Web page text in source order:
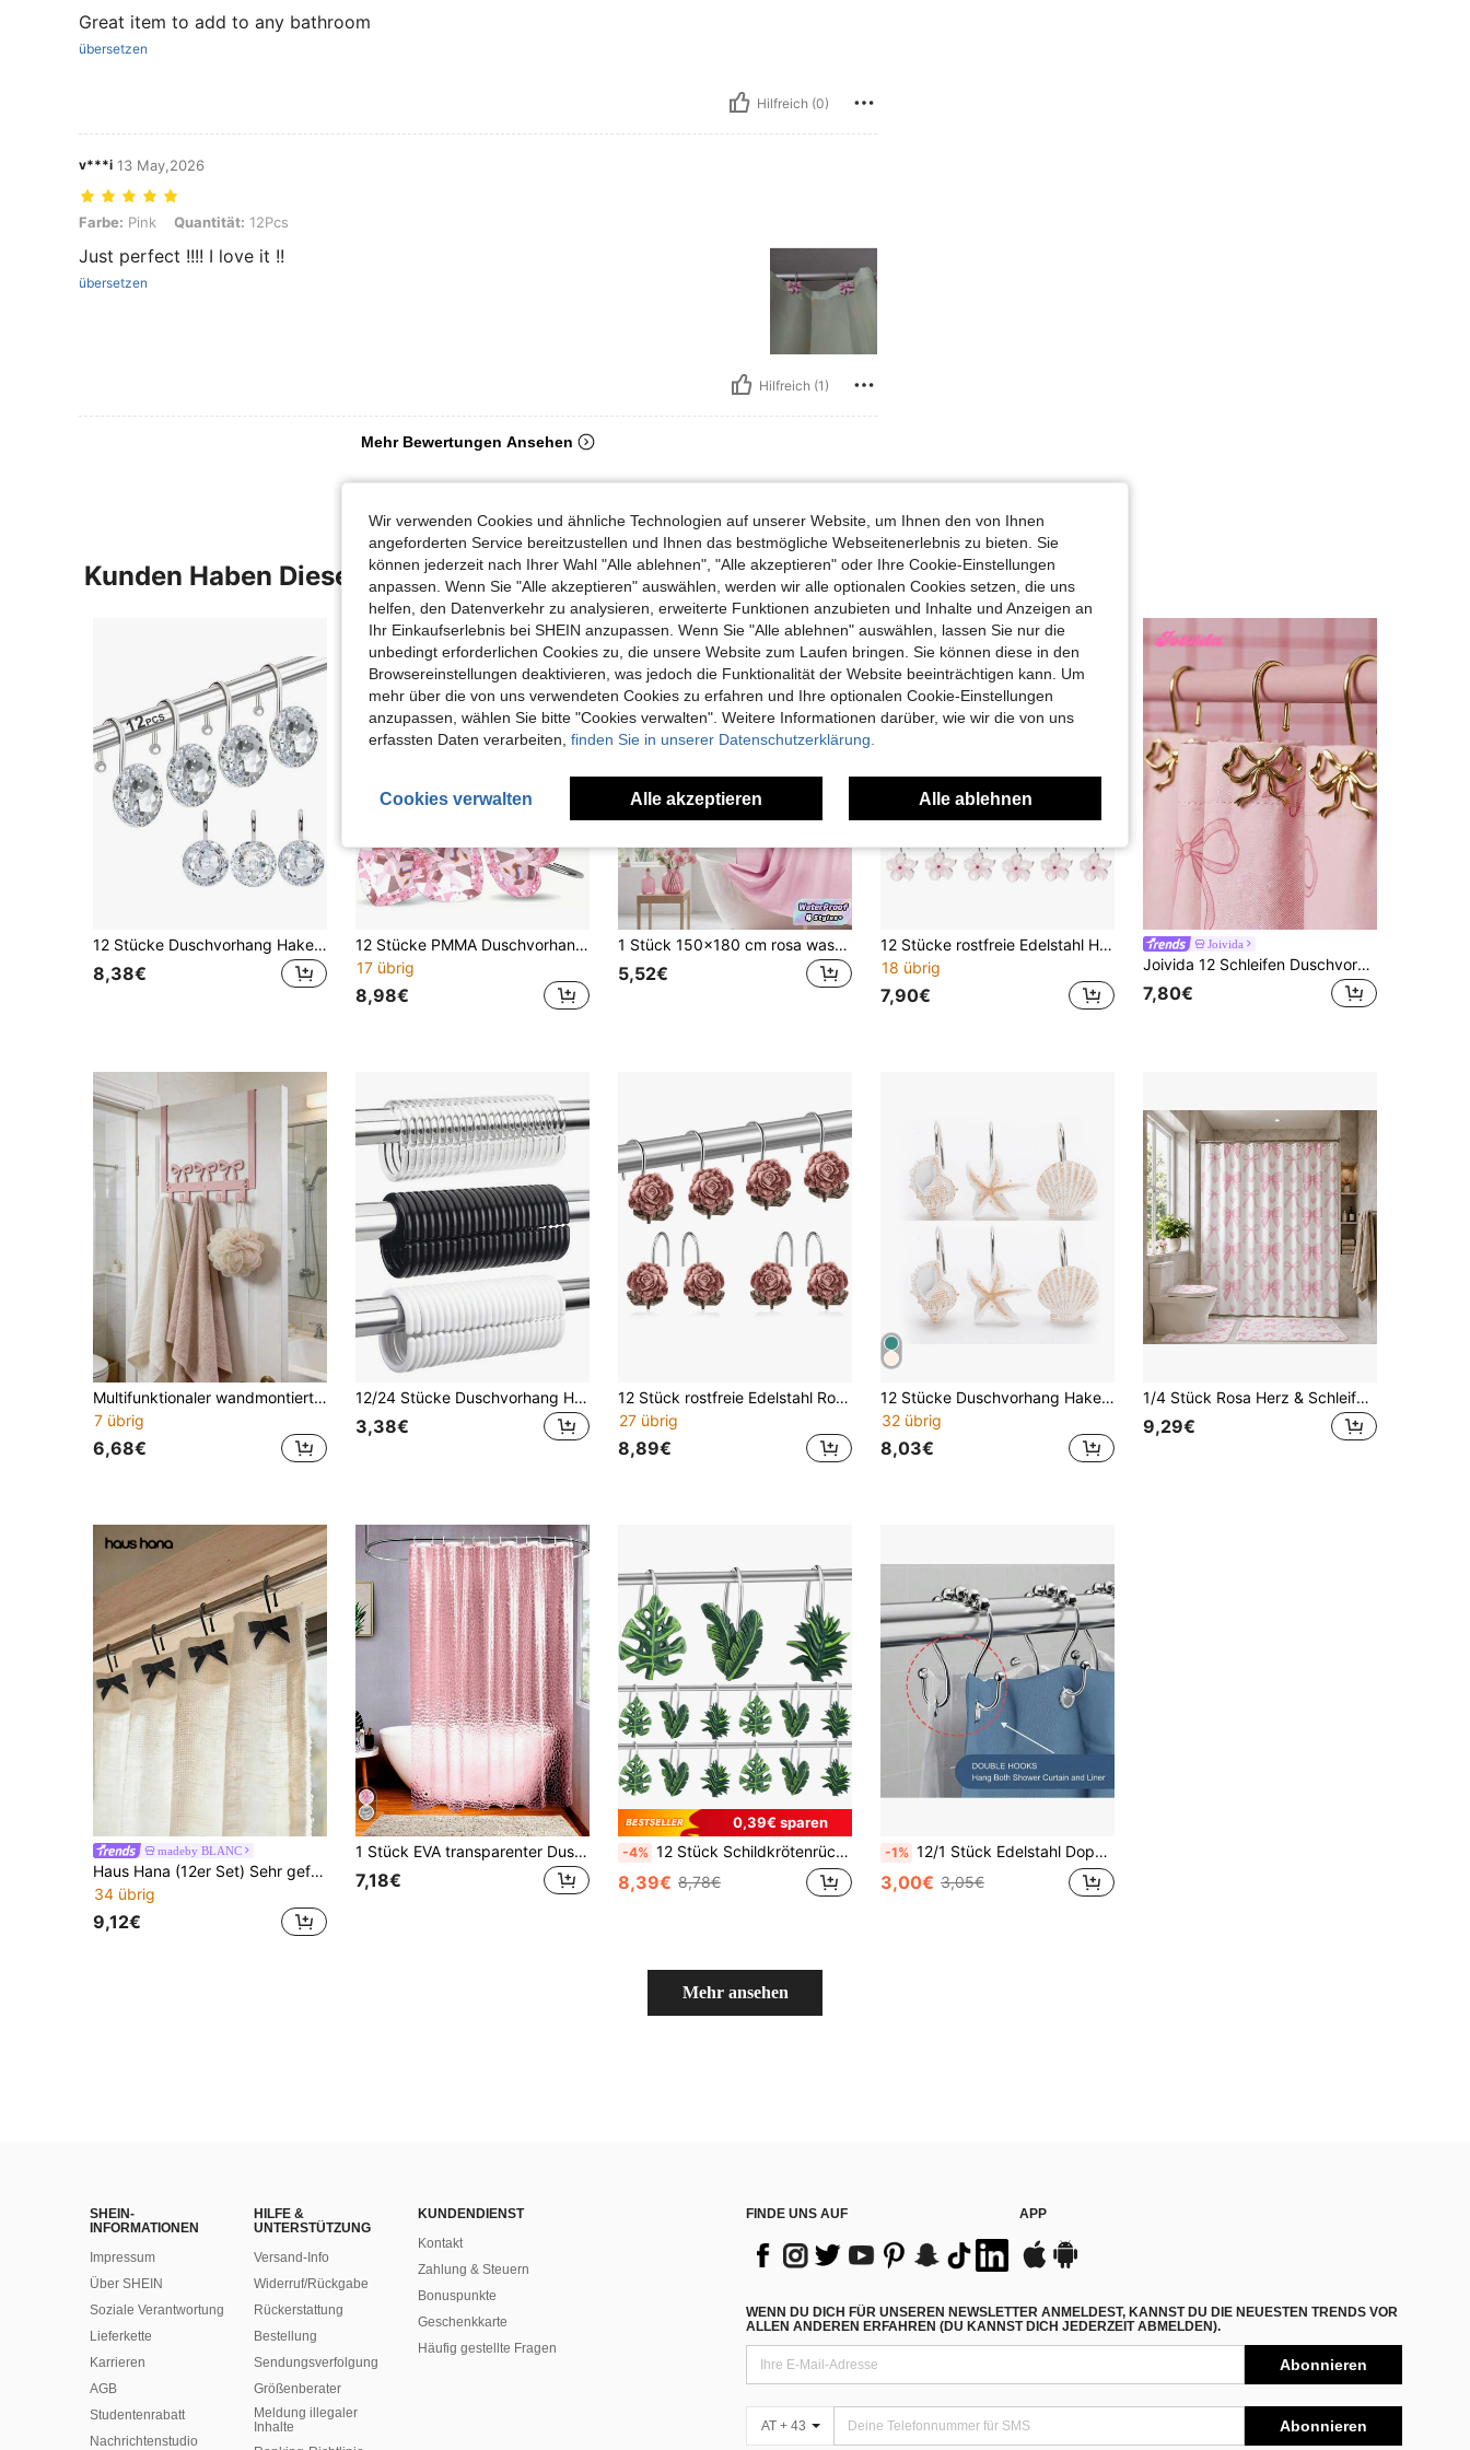
Great item to add to any bathroom
übersetzen
Hilfreich (0)
v***i 13 May,2026
Farbe: Pink, Quantität: 12Pcs
Farbe: Pink Quantität: 12Pcs
Just perfect !!!! I love it !!
übersetzen
Hilfreich (1)
Mehr Bewertungen Ansehen
Kunden Haben Diese Artikel Auch Angeschaut
12 Stücke Duschvorhang Haken Ringe für Badezimmer, Edelstahl Rost resistent dekorativ Strassstein, Duschvorhang Ringe Kleiderbügel für Duschvorhang, Kleidung, Handtücher
8,38€
12 Stücke PMMA Duschvorhang Haken, kreative herzförmige Duschvorhang Ringe für Badezimmer Heim Badezimmer Dekoration Herbstdekoration Badezimmer Accessoires Rückkehr zur Schule
17 übrig
8,98€
1 Stück 150x180 cm rosa wasserdichter und schimmelresistenter Duschvorhang, hochwertige maschinenwaschbare Stoffe für Badezimmer, Balkon, Raumtrennung, Fensterdekor, moderne Wohnung, Hotel, Badezimmer-Essentials, wasserdichter Vorhang
5,52€
12 Stücke rostfreie Edelstahl Harz Rosa Kirschblüten Duschvorhang Haken, kreative duftende ewige Orchidee Kirschblüten dekorative Duschvorhang Haken, weiße und rosa Duschvorhang Haken Badezimmer Dekor Accessoires
18 übrig
7,90€
Joivida
Joivida 12 Schleifen Duschvorhanghaken, rostfreie Zinklegierung Vorhangringe, dekoratives Schleifenform Design Vorhanghaken, rostfrei, verwendet für S-förmige Haken in Badezimmern, Schlafzimmern, Wohnzimmern, Heimdekoration, Feiertagspartys, Hotels, Heimdekoration, Vorhang Duschvorhanghaken, Hotel Heimdekoration Restaurant dekorative Hakenringe
7,80€
Multifunktionaler wandmontierter süßer rosa Schleifen-Türhaken - Bohrloser rosa Schleifen-Handtuchhaken, Schwerlast-Handtuchhalter, süße Raumdekoration, Küchen-Schürzen-Aufbewahrungsständer
7 übrig
6,68€
12/24 Stücke Duschvorhang Haken Ringe, Kunststoff Duschvorhang Ringe, Vorhang Haken für Badezimmer Duschstange, Duschvorhang Haken Ringe Schlaufen für Badezimmer Heimdekoration, Herbstdekoration, Badezimmer Accessoires, Schulanfang
3,38€
12 Stück rostfreie Edelstahl Rosen Blumen Dekorative Duschvorhang Haken mit Harz, geeignet für Badezimmer, Kinderzimmer, Schlafzimmer, Wohnzimmer
27 übrig
8,89€
12 Stücke Duschvorhang Haken im Ozean-Stil mit Seestern, Muschel und Muscheldesign, einfach zu installieren, geeignet für Badezimmer, Schlafzimmer, Wohnzimmer Badezimmer Dekoration, Herbstdekoration, Badezimmer Accessoires, Schulanfang
32 übrig
8,03€
1/4 Stück Rosa Herz & Schleife Badezimmer Set, beinhaltet Duschvorhang, Badematte, U-förmiger Toilettensitzabdeckung, Toilettendeckelabdeckung, wasserdicht, Duschvorhang, modischer Vorhang, moderne Badezimmer Aufteilung, ohne Bohren erforderlich, Polyester, maschinenwaschbar Badezimmer Dekoration
9,29€
madeby BLANC
Haus Hana (12er Set) Sehr gefragter Duschvorhang-Haken aus Zinklegierung in Schleifenform, dekorative Vorhang-Haken, elegante Zinklegierung Schleifenduschvorhang-Haken - dekorative Vorhangösen für Badezimmer & Fenstervorhänge, rostfreie Luxus-Hardware Herbstdekoration Badezimmerdekoration, sehr geeignet für Küchen, Wohnzimmer, Büros und verschiedene Wandbereiche, vielseitig einsetzbare dekorative Duschvorhang-Haken, Fenstervorhang-Haken, Heimdekoration und Haushaltsbedarf.
34 übrig
9,12€
1 Stück EVA transparenter Duschvorhang, 3D Wasserwürfel geprägter asymmetrischer Stil, rosa transparent, verschiedene Größen, ohne Haken, Badezimmer Dekoration
7,18€
0,39€ sparen
-4% 12 Stück Schildkrötenrücken-Blatt Duschvorhanghaken, rostfreier Edelstahl, handbemalte Harz-Haken in hawaiianischem tropischem Palmenblatt-Design, dekorative Duschvorhangringe, Badezimmerzubehör, Duschvorhangzubehör, Badezimmerdekoration, dekorative Vorhanghaken für Zuhause
8,39€ 8,78€
-1% 12/1 Stück Edelstahl Doppel-Rollen-Haken, geeignet für Badezimmer - rostfrei, glatt gleitende Doppelringe, geeignet für Duschvorhänge und -auskleidungen, Badezimmer Duschvorhang Set, Badezimmer Vorhänge, Badezimmer Zubehör, Duschvorhang Haken, Badezimmer Dekoration
3,00€ 3,05€
Mehr ansehen
SHEIN-
INFORMATIONEN
Impressum
Über SHEIN
Soziale Verantwortung
Lieferkette
Karrieren
AGB
Studentenrabatt
Nachrichtenstudio
HILFE &
UNTERSTÜTZUNG
Versand-Info
Widerruf/Rückgabe
Rückerstattung
Bestellung
Sendungsverfolgung
Größenberater
Meldung illegaler
Inhalte
KUNDENDIENST
Kontakt
Zahlung & Steuern
Bonuspunkte
Geschenkkarte
Häufig gestellte Fragen
FINDE UNS AUF APP
WENN DU DICH FÜR UNSEREN NEWSLETTER ANMELDEST, KANNST DU DIE NEUESTEN TRENDS VOR
ALLEN ANDEREN ERFAHREN (DU KANNST DICH JEDERZEIT ABMELDEN).
Abonnieren
AT + 43 Abonnieren
Wir verwenden Cookies und ähnliche Technologien auf unserer Website, um Ihnen den von Ihnen
angeforderten Service bereitzustellen und Ihnen das bestmögliche Webseitenerlebnis zu bieten. Sie
können jederzeit nach Ihrer Wahl "Alle ablehnen", "Alle akzeptieren" oder Ihre Cookie-Einstellungen
anpassen. Wenn Sie "Alle akzeptieren" auswählen, werden wir alle optionalen Cookies setzen, die uns
helfen, den Datenverkehr zu analysieren, erweiterte Funktionen anzubieten und Inhalte und Anzeigen an
Ihr Einkaufserlebnis bei SHEIN anzupassen. Wenn Sie "Alle ablehnen" auswählen, lassen Sie nur die
unbedingt erforderlichen Cookies zu, die unsere Website zum Laufen bringen. Sie können diese in den
Browsereinstellungen deaktivieren, was jedoch die Funktionalität der Website beeinträchtigen kann. Um
mehr über die von uns verwendeten Cookies zu erfahren und Ihre optionalen Cookie-Einstellungen
anzupassen, wählen Sie bitte "Cookies verwalten". Weitere Informationen darüber, wie wir die von uns
erfassten Daten verarbeiten, finden Sie in unserer Datenschutzerklärung.
Cookies verwalten Alle akzeptieren Alle ablehnen